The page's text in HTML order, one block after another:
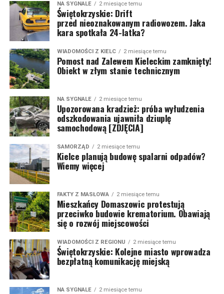
NA SYGNALE 2 miesiące temu
Świętokrzyskie: Drift
przed nieoznakowanym radiowozem. Jaka
kara spotkała 24-latka?
WIADOMOŚCI Z KIELC 2 miesiące temu
Pomost nad Zalewem Kieleckim zamknięty!
Obiekt w złym stanie technicznym
NA SYGNALE 2 miesiące temu
Upozorowana kradzież: próba wyłudzenia
odszkodowania ujawniła dziuplę
samochodową [ZDJĘCIA]
SAMORZĄD 2 miesiące temu
Kielce planują budowę spalarni odpadów?
Wiemy więcej
FAKTY Z MASŁOWA 2 miesiące temu
Mieszkańcy Domaszowic protestują
przeciwko budowie krematorium. Obawiają
się o rozwój miejscowości
WIADOMOŚCI Z REGIONU 2 miesiące temu
Świętokrzyskie: Kolejne miasto wprowadza
bezpłatną komunikację miejską
NA SYGNALE 2 miesiące temu